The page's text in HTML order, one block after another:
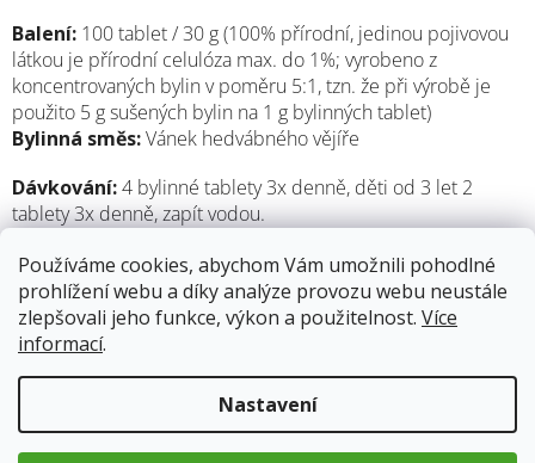
Používáme cookies, abychom Vám umožnili pohodlné
prohlížení webu a díky analýze provozu webu neustále
zlepšovali jeho funkce, výkon a použitelnost. Více
informací.
Nastavení
Skladem 13.8.2026
Balení: 100 tablet / 30 g (100% přírodní, jedinou pojivovou
látkou je přírodní celulóza max. do 1%; vyrobeno z
koncentrovaných bylin v poměru 5:1, tzn. že při výrobě je
použito 5 g sušených bylin na 1 g bylinných tablet)
Bylinná směs:Vánek hedvábného vějíře
Dávkování:4 bylinné tablety 3x denně, děti od 3 let 2
tablety 3x denně, zapít vodou.
Výrobce:Medichin, Belgie
400 Kč
Měrná
cena: